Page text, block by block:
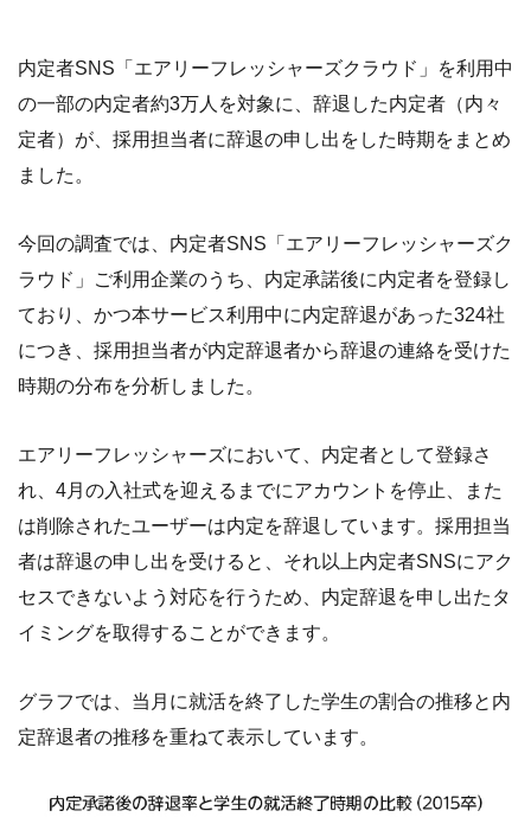
内定者SNS「エアリーフレッシャーズクラウド」を利用中
の一部の内定者約3万人を対象に、辞退した内定者（内々
定者）が、採用担当者に辞退の申し出をした時期をまとめ
ました。
今回の調査では、内定者SNS「エアリーフレッシャーズク
ラウド」ご利用企業のうち、内定承諾後に内定者を登録し
ており、かつ本サービス利用中に内定辞退があった324社
につき、採用担当者が内定辞退者から辞退の連絡を受けた
時期の分布を分析しました。
エアリーフレッシャーズにおいて、内定者として登録さ
れ、4月の入社式を迎えるまでにアカウントを停止、また
は削除されたユーザーは内定を辞退しています。採用担当
者は辞退の申し出を受けると、それ以上内定者SNSにアク
セスできないよう対応を行うため、内定辞退を申し出たタ
イミングを取得することができます。
グラフでは、当月に就活を終了した学生の割合の推移と内
定辞退者の推移を重ねて表示しています。